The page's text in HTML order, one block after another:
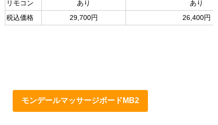
リモコン
あり
あり
税込価格
29,700円 26,400円
モンデールマッサージボードMB2